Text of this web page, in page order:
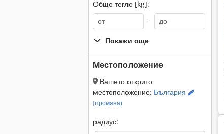
Общо тегло [kg]:
-
Покажи още
Местоположение
Вашето открито
местоположение: България
(промяна)
радиус: